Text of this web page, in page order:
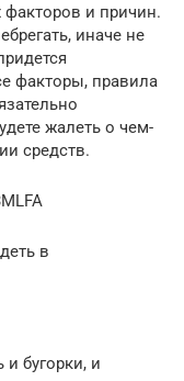
факторов и причин.
иначе не
факторы, правила
жалеть о чем-
средств.
в
бугорки, и